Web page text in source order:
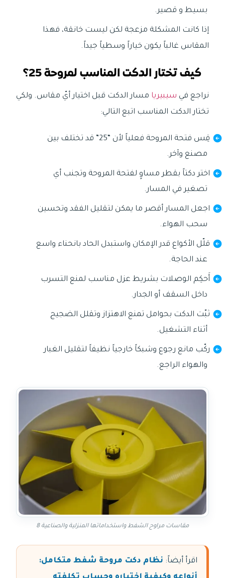
بسيط و قصير.
إذا كانت المشكلة مزعجة لكن ليست خانقة، فهذا
المقاس غالباً يكون خياراً وسطياً جيداً.
كيف تختار الدكت المناسب لمروحة 25؟
نراجع في سيبيريا مسار الدكت قبل اختيار أيّ مقاس. ولكي
تختار الدكت المناسب اتبع التالي:
قِس فتحة المروحة فعلياً لأن “25” قد تختلف بين
مصنع وآخر.
اختر دكتاً بقطر مساوٍ لفتحة المروحة وتجنب أي
تصغير في المسار.
اجعل المسار أقصر ما يمكن لتقليل الفقد وتحسين
سحب الهواء.
قلّل الأكواع قدر الإمكان واستبدل الحاد بانحناء واسع
عند الحاجة.
أَحكِم الوصلات بشريط عزل مناسب لمنع التسرب
داخل السقف أو الجدار.
ثبّت الدكت بحوامل تمنع الاهتزاز وتقلل الضجيج
أثناء التشغيل.
ركّب مانع رجوع وشبكاً خارجياً نظيفاً لتقليل الغبار
والهواء الراجع.
مقاسات مراوح الشفط واستخداماتها المنزلية والصناعية 8
اقرأ أيضاً: نظام دكت مروحة شفط متكامل: